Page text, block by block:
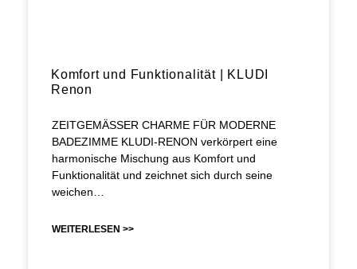
Komfort und Funktionalität | KLUDI
Renon
ZEITGEMÄSSER CHARME FÜR MODERNE
BADEZIMME KLUDI-RENON verkörpert eine
harmonische Mischung aus Komfort und
Funktionalität und zeichnet sich durch seine
weichen…
WEITERLESEN >>